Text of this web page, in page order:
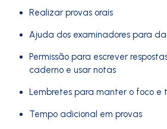
Realizar provas orais
Ajuda dos examinadores para
Permissão para escrever
caderno e usar notas
Lembretes para manter o foco e
Tempo adicional em provas